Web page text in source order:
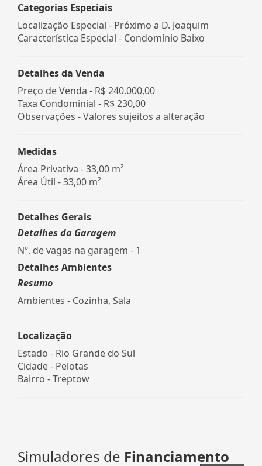
Categorias Especiais
Localização Especial - Próximo a D. Joaquim
Característica Especial - Condomínio Baixo
Detalhes da Venda
Preço de Venda - R$ 240.000,00
Taxa Condominial - R$ 230,00
Observações - Valores sujeitos a alteração
Medidas
Área Privativa - 33,00 m²
Área Útil - 33,00 m²
Detalhes Gerais
Detalhes da Garagem
Nº. de vagas na garagem - 1
Detalhes Ambientes
Resumo
Ambientes - Cozinha, Sala
Localização
Estado - Rio Grande do Sul
Cidade - Pelotas
Bairro -Treptow
Simuladores de Financiamento